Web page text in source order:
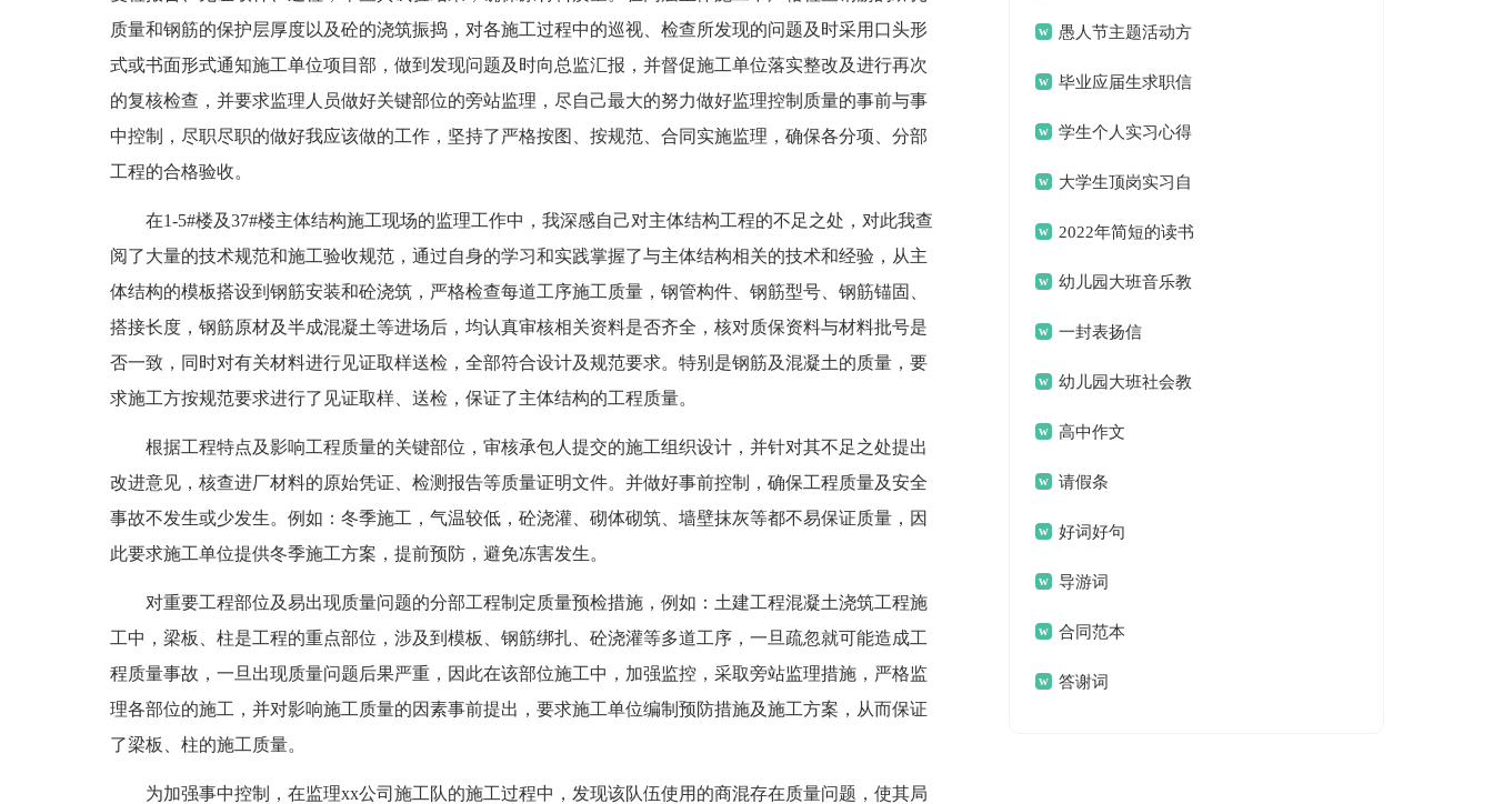
质量和钢筋的保护层厚度以及砼的浇筑振捣，对各施工过程中的巡视、检查所发现的问题及时采用口头形
式或书面形式通知施工单位项目部，做到发现问题及时向总监汇报，并督促施工单位落实整改及进行再次
的复核检查，并要求监理人员做好关键部位的旁站监理，尽自己最大的努力做好监理控制质量的事前与事
中控制，尽职尽职的做好我应该做的工作，坚持了严格按图、按规范、合同实施监理，确保各分项、分部
工程的合格验收。
在1-5#楼及37#楼主体结构施工现场的监理工作中，我深感自己对主体结构工程的不足之处，对此我查
阅了大量的技术规范和施工验收规范，通过自身的学习和实践掌握了与主体结构相关的技术和经验，从主
体结构的模板搭设到钢筋安装和砼浇筑，严格检查每道工序施工质量，钢管构件、钢筋型号、钢筋锚固、
搭接长度，钢筋原材及半成混凝土等进场后，均认真审核相关资料是否齐全，核对质保资料与材料批号是
否一致，同时对有关材料进行见证取样送检，全部符合设计及规范要求。特别是钢筋及混凝土的质量，要
求施工方按规范要求进行了见证取样、送检，保证了主体结构的工程质量。
根据工程特点及影响工程质量的关键部位，审核承包人提交的施工组织设计，并针对其不足之处提出
改进意见，核查进厂材料的原始凭证、检测报告等质量证明文件。并做好事前控制，确保工程质量及安全
事故不发生或少发生。例如：冬季施工，气温较低，砼浇灌、砌体砌筑、墙壁抹灰等都不易保证质量，因
此要求施工单位提供冬季施工方案，提前预防，避免冻害发生。
对重要工程部位及易出现质量问题的分部工程制定质量预检措施，例如：土建工程混凝土浇筑工程施
工中，梁板、柱是工程的重点部位，涉及到模板、钢筋绑扎、砼浇灌等多道工序，一旦疏忽就可能造成工
程质量事故，一旦出现质量问题后果严重，因此在该部位施工中，加强监控，采取旁站监理措施，严格监
理各部位的施工，并对影响施工质量的因素事前提出，要求施工单位编制预防措施及施工方案，从而保证
了梁板、柱的施工质量。
为加强事中控制，在监理xx公司施工队的施工过程中，发现该队伍使用的商混存在质量问题，使其局
愚人节主题活动方
案 毕业应届生求职信
13篇学生个人实习心得
体会大学生顶岗实习自
我总结2022年简短的读书
名言名句汇总79句
幼儿园大班音乐教
案(汇编15篇)
一封表扬信
幼儿园大班社会教
案集锦15篇
高中作文
请假条
好词好句
导游词
合同范本
答谢词